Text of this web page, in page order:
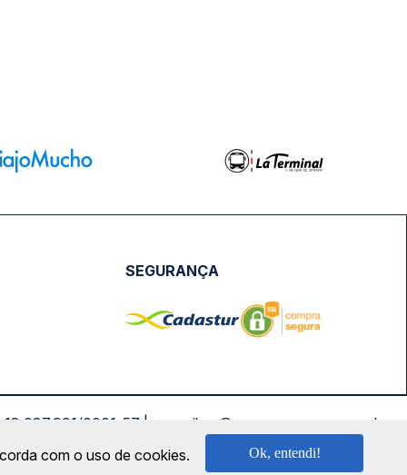
SEGURANÇA
0001-57 | saconibus@queropassagem.com.br
com o uso de cookies. Ok, entendi!